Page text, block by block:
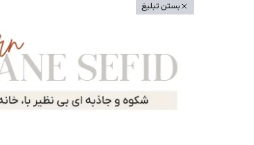
بستن تبلیغ